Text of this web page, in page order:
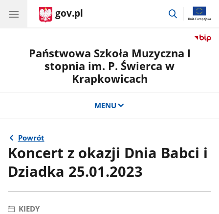
gov.pl
przejdź
Państwowa Szkoła Muzyczna I
stopnia im. P. Świerca w
Krapkowicach
MENU
Powrót
Koncert z okazji Dnia Babci i
Dziadka 25.01.2023
KIEDY